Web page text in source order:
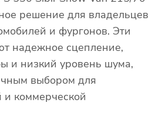
решение для владельцев
и фургонов. Эти
надежное сцепление,
и низкий уровень шума,
выбором для
и коммерческой